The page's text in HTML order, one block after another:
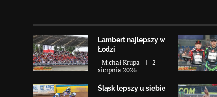
Lambert najlepszy w
Łodzi
-Michał Krupa
2
sierpnia 2026
Śląsk lepszy u siebie